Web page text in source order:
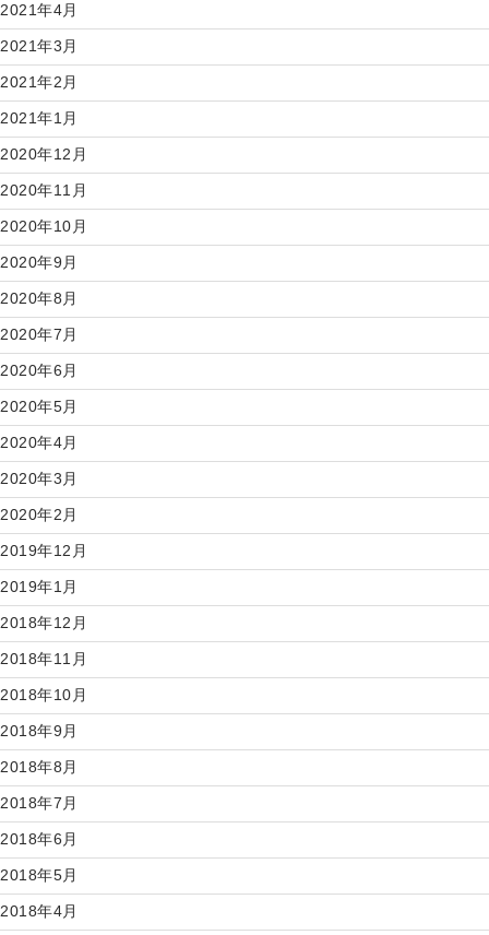
2021年4月
2021年3月
2021年2月
2021年1月
2020年12月
2020年11月
2020年10月
2020年9月
2020年8月
2020年7月
2020年6月
2020年5月
2020年4月
2020年3月
2020年2月
2019年12月
2019年1月
2018年12月
2018年11月
2018年10月
2018年9月
2018年8月
2018年7月
2018年6月
2018年5月
2018年4月